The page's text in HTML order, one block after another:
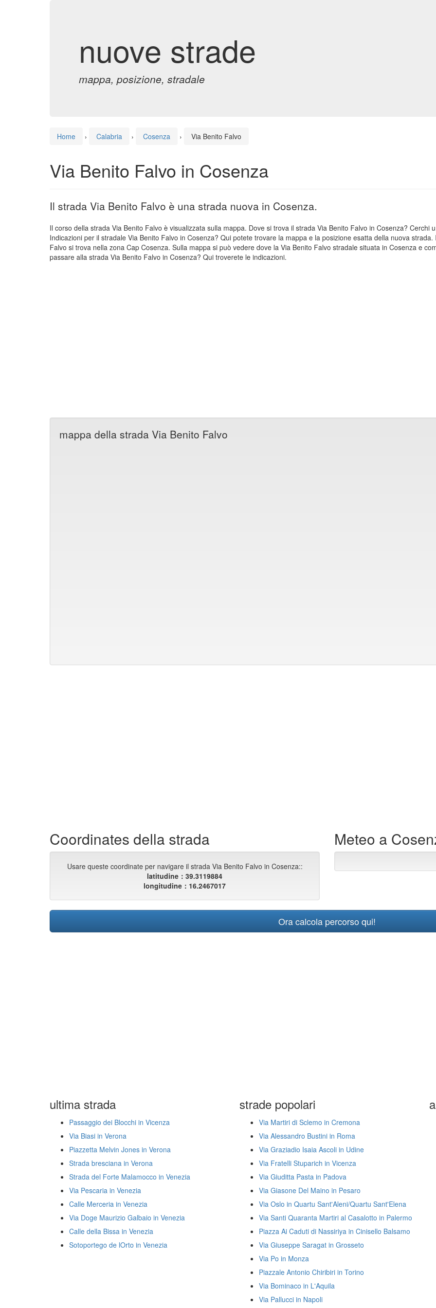
nuove strade
mappa, posizione, stradale
Home › Calabria › Cosenza › Via Benito Falvo
Via Benito Falvo in Cosenza
Il strada Via Benito Falvo è una strada nuova in Cosenza.
Il corso della strada Via Benito Falvo è visualizzata sulla mappa. Dove si trova il strada Via Benito Falvo in Cosenza? Cerchi
Indicazioni per il stradale Via Benito Falvo in Cosenza? Qui potete trovare la mappa e la posizione esatta della nuova
Falvo si trova nella zona Cap Cosenza. Sulla mappa si può vedere dove la Via Benito Falvo stradale situata in Cosenza e
passare alla strada Via Benito Falvo in Cosenza? Qui troverete le indicazioni.
mappa della strada Via Benito Falvo
Coordinates della strada
Usare queste coordinate per navigare il strada Via Benito Falvo in Cosenza::
latitudine：39.3119884
longitudine：16.2467017
Meteo a
Ora calcola percorso qui!
ultima strada
Passaggio dei Blocchi in Vicenza
Via Biasi in Verona
Piazzetta Melvin Jones in Verona
Strada bresciana in Verona
Strada del Forte Malamocco in Venezia
Via Pescaria in Venezia
Calle Merceria in Venezia
Via Doge Maurizio Galbaio in Venezia
Calle della Bissa in Venezia
Sotoportego de lOrto in Venezia
strade popolari
Via Martiri di Sclemo in Cremona
Via Alessandro Bustini in Roma
Via Graziadio Isaia Ascoli in Udine
Via Fratelli Stuparich in Vicenza
Via Giuditta Pasta in Padova
Via Giasone Del Maino in Pesaro
Via Oslo in Quartu Sant'Aleni/Quartu Sant'Elena
Via Santi Quaranta Martiri al Casalotto in Palermo
Piazza Ai Caduti di Nassiriya in Cinisello Balsamo
Via Giuseppe Saragat in Grosseto
Via Po in Monza
Piazzale Antonio Chiribiri in Torino
Via Bominaco in L'Aquila
Via Pallucci in Napoli